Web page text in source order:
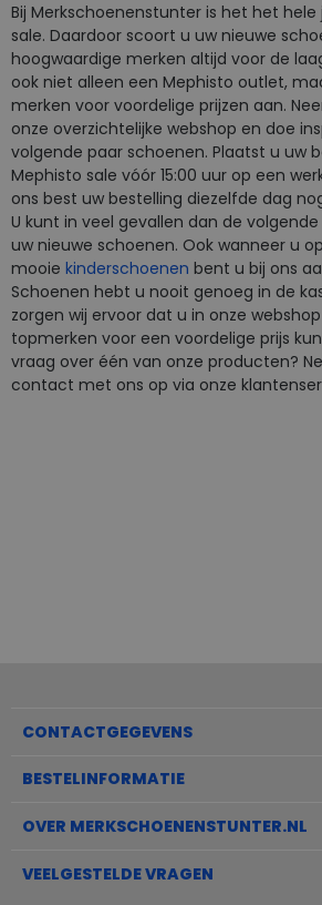
Bij Merkschoenenstunter is het het
sale. Daardoor scoort u uw nieuwe
hoogwaardige merken altijd voor de
ook niet alleen een Mephisto outlet,
merken voor voordelige prijzen aan.
onze overzichtelijke webshop en doe
volgende paar schoenen. Plaatst u uw
Mephisto sale vóór 15:00 uur op een
ons best uw bestelling diezelfde dag
U kunt in veel gevallen dan de
uw nieuwe schoenen. Ook wanneer u
mooie kinderschoenen bent u bij ons
Schoenen hebt u nooit genoeg in de
zorgen wij ervoor dat u in onze
topmerken voor een voordelige prijs
vraag over één van onze producten?
contact met ons op via onze
CONTACTGEGEVENS
BESTELINFORMATIE
OVER MERKSCHOENENSTUNTER.NL
VEELGESTELDE VRAGEN